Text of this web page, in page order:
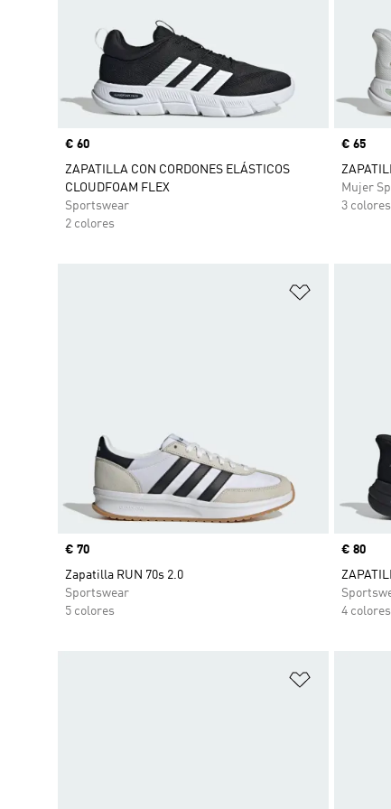
Precio
€ 60
ZAPATILLA CON CORDONES ELÁSTICOS
CLOUDFOAM FLEX
Sportswear
2 colores
Precio
€ 65
Mujer
3 colores
Precio
€ 70
Zapatilla RUN 70s 2.0
Sportswear
5 colores
Precio
€ 80
4 colores